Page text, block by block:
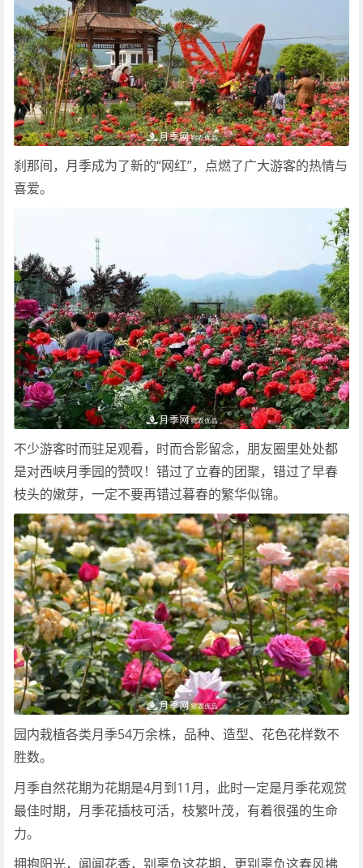
刹那间，月季成为了新的“网红”，点燃了广大游客的热情与
喜爱。
不少游客时而驻足观看，时而合影留念，朋友圈里处处都
是对西峡月季园的赞叹！错过了立春的团聚，错过了早春
枝头的嫩芽，一定不要再错过暮春的繁华似锦。
园内栽植各类月季54万余株，品种、造型、花色花样数不
胜数。
月季自然花期为花期是4月到11月，此时一定是月季花观赏
最佳时期，月季花插枝可活，枝繁叶茂，有着很强的生命
力。
拥抱阳光，闻闻花香，别辜负这花期，更别辜负这春风拂